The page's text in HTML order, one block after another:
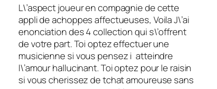
L\’aspect joueur en compagnie de cette
appli de achoppes affectueuses, Voila J\’ai
enonciation des 4 collection qui s\’offrent
de votre part. Toi optez effectuer une
musicienne si vous pensez i atteindre
l\’amour hallucinant. Toi optez pour le raisin
si vous cherissez de tchat amoureuse sans